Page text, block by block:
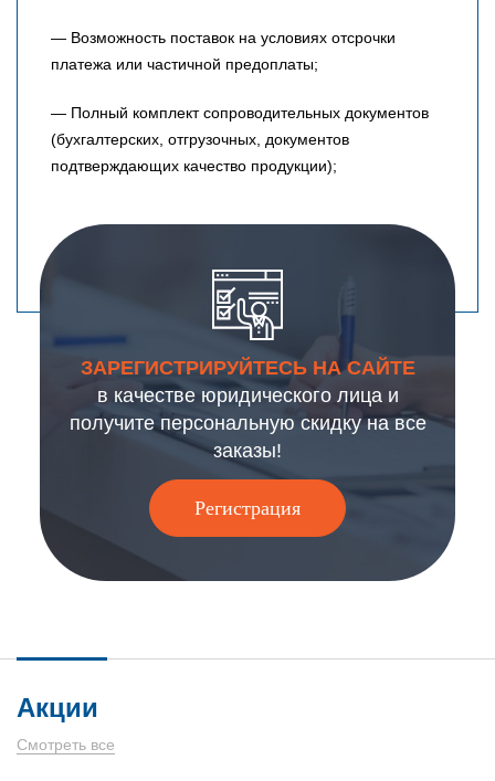
— Возможность поставок на условиях отсрочки
платежа или частичной предоплаты;
— Полный комплект сопроводительных документов
(бухгалтерских, отгрузочных, документов
подтверждающих качество продукции);
ЗАРЕГИСТРИРУЙТЕСЬ НА САЙТЕ
в качестве юридического лица и
получите персональную скидку на все
заказы!
Регистрация
Акции
Смотреть все